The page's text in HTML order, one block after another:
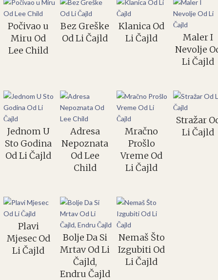
Počivao u
Miru Od
Lee Child
Bez Greške
Od Li Čajld
Klanica Od
Li Čajld
Maler I
Nevolje
Li Čajld
Jednom U
Sto Godina
Od Li Čajld
Adresa
Nepoznata
Od Lee
Child
Mračno
Prošlo
Vreme Od
Li Čajld
Stražar
Li Čajld
Plavi
Mjesec Od
Li Čajld
Bolje Da Si
Mrtav Od Li
Čajld,
Endru Čajld
Nemaš Što
Izgubiti Od
Li Čajld